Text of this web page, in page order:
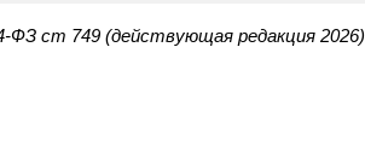
ФЗ ст 749 (действующая редакция 2026)